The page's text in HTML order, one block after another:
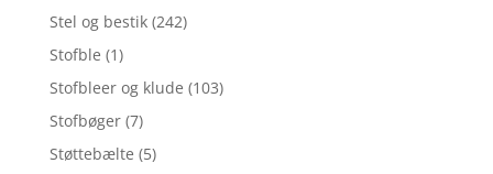
Stel og bestik (242)
Stofble (1)
Stofbleer og klude (103)
Stofbøger (7)
Støttebælte (5)